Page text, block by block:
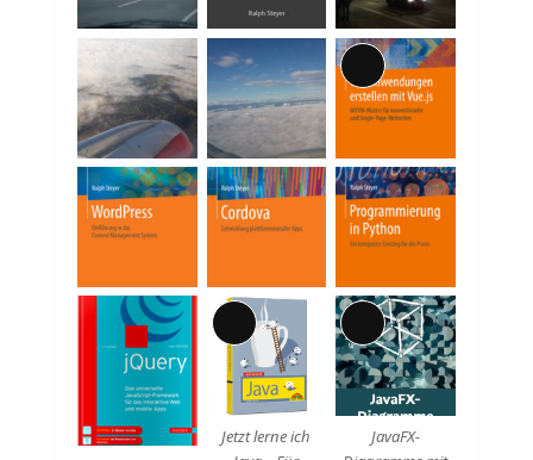
Lange
Beschreibung
Lange
Beschreibung
Jetzt lerne ich
Lange
Beschreibung
JavaFX-